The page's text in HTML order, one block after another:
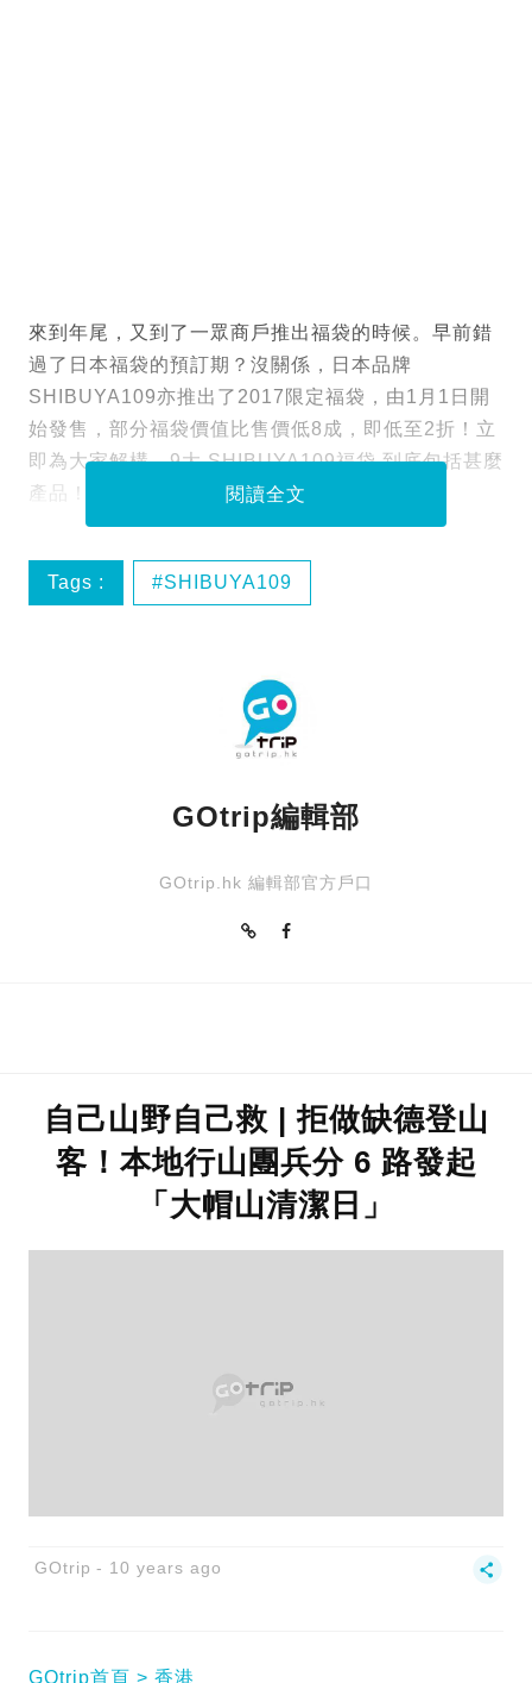
來到年尾，又到了一眾商戶推出福袋的時候。早前錯
過了日本福袋的預訂期？沒關係，日本品牌
SHIBUYA109亦推出了2017限定福袋，由1月1日開
始發售，部分福袋價值比售價低8成，即低至2折！立
即為大家解構，9大 SHIBUYA109福袋 到底包括甚麼
產品！睇啱心水就要預時間搶購了。
閱讀全文
Tags : SHIBUYA109
GOtrip編輯部
GOtrip.hk 編輯部官方戶口
自己山野自己救 | 拒做缺德登山
客！本地行山團兵分 6 路發起
「大帽山清潔日」
GOtrip 10 years ago
GOtrip首頁 香港